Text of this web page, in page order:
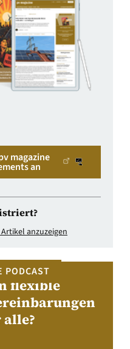
magazine
an
anzuzeigen
PODCAST
flexible